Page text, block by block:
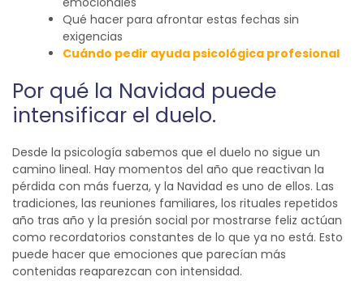
Qué hacer para afrontar estas fechas sin
exigencias
Cuándo pedir ayuda psicológica profesional
Por qué la Navidad puede
intensificar el duelo.
Desde la psicología sabemos que el duelo no sigue un
camino lineal. Hay momentos del año que reactivan la
pérdida con más fuerza, y la Navidad es uno de ellos. Las
tradiciones, las reuniones familiares, los rituales repetidos
año tras año y la presión social por mostrarse feliz actúan
como recordatorios constantes de lo que ya no está. Esto
puede hacer que emociones que parecían más
contenidas reaparezcan con intensidad.